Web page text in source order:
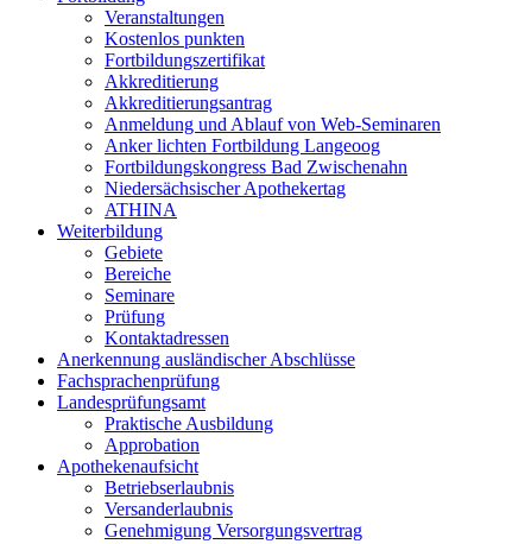
Veranstaltungen
Kostenlos punkten
Fortbildungszertifikat
Akkreditierung
Akkreditierungsantrag
Anmeldung und Ablauf von Web-Seminaren
Anker lichten Fortbildung Langeoog
Fortbildungskongress Bad Zwischenahn
Niedersächsischer Apothekertag
ATHINA
Weiterbildung
Gebiete
Bereiche
Seminare
Prüfung
Kontaktadressen
Anerkennung ausländischer Abschlüsse
Fachsprachenprüfung
Landesprüfungsamt
Praktische Ausbildung
Approbation
Apothekenaufsicht
Betriebserlaubnis
Versanderlaubnis
Genehmigung Versorgungsvertrag